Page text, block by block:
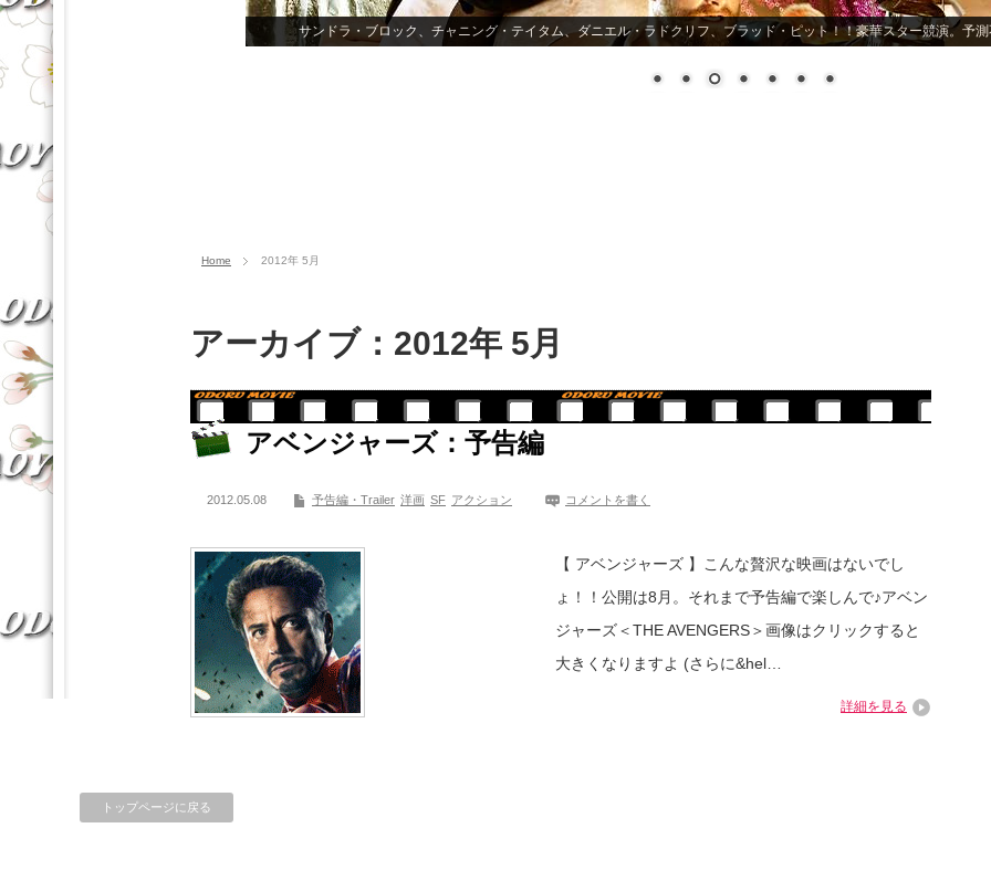
ヒーロー映画史上最もスキャンダラス! バットマンの嘘が暴かれる
Home 2012年 5月
アーカイブ：2012年 5月
アベンジャーズ：予告編
2012.05.08 予告編・Trailer 洋画 SF アクション コメントを書く
【 アベンジャーズ 】こんな贅沢な映画はないでし
ょ！！公開は8月。それまで予告編で楽しんで♪アベン
ジャーズ＜THE AVENGERS＞画像はクリックすると
大きくなりますよ (さらに&hel…
詳細を見る
トップページに戻る